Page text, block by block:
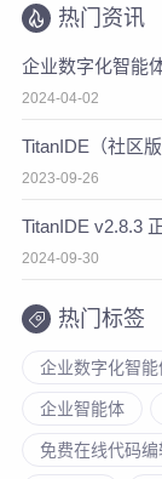
热门资讯
企业数字化智能
2024-04-02
TitanIDE（社区
2023-09-26
TitanIDE v2.8.3
2024-09-30
热门标签
企业数字化智能
企业智能体
免费在线代码